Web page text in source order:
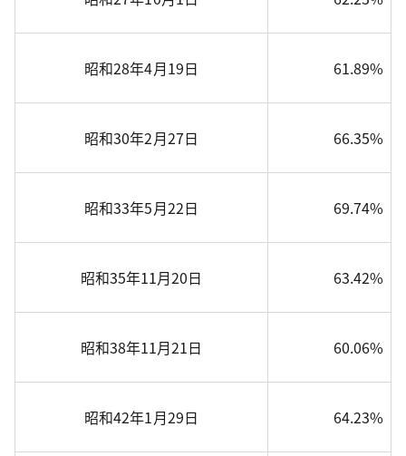
昭和28年4月19日 61.89%
昭和30年2月27日 66.35%
昭和33年5月22日 69.74%
昭和35年11月20日 63.42%
昭和38年11月21日 60.06%
昭和42年1月29日 64.23%